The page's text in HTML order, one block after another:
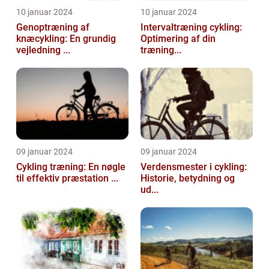
10 januar 2024
Genoptræning af
knæcykling: En grundig
vejledning ...
10 januar 2024
Intervaltræning cykling:
Optimering af din
træning...
09 januar 2024
Cykling træning: En nøgle
til effektiv præstation ...
09 januar 2024
Verdensmester i cykling:
Historie, betydning og
ud...